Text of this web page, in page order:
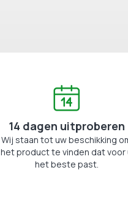
14 dagen uitproberen
Wij staan tot uw beschikking
het product te vinden dat voor
het beste past.